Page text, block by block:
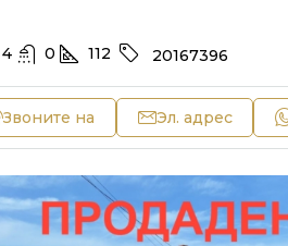
4 0 112 20167396
Звоните на Эл. адрес